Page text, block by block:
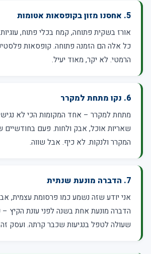
5. אחסנו מזון בקופסאות אטומות
אורז בשקית פתוחה, קמח בכלי פתוח,
כל אלה הם הזמנה פתוחה. קופסאות
הרמטי. לא יקר, מאוד יעיל.
6. נקו מתחת למקרר
מתחת למקרר – אחד המקומות הכי לא
שאריות אוכל, אבק ולחות. פעם בחודשיים
המקרר ולנקות. לא כיף. אבל שווה.
7. הדברה מונעת שנתית
אני יודע שזה נשמע כמו פרסומת עצמית,
הדברה מונעת אחת בשנה לפני עונת הקיץ
שעולה לטפל בנגיעות שכבר קרתה. ועסק